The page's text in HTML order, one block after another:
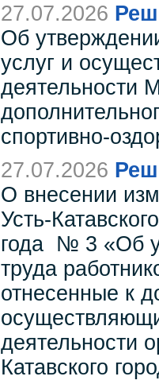
27.07.2026
Об
услуг и
деятельности
спортивно-
27.07.2026
О внесении
Усть-
года № 3 «Об
труда
отнесенные к
деятельности
Катавского